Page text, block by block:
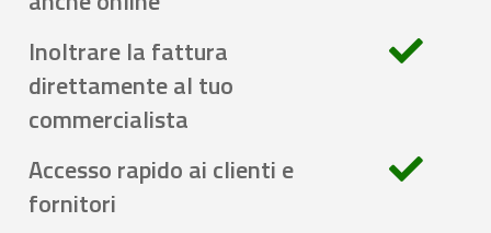
Inoltrare la fattura
direttamente al tuo
commercialista
Accesso rapido ai clienti e
fornitori